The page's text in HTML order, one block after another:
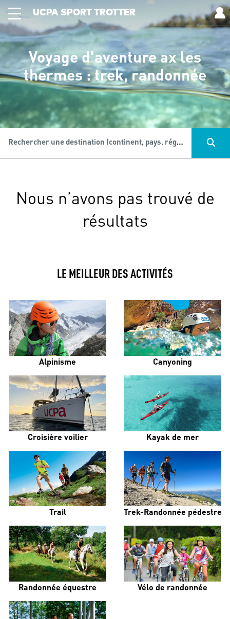
UCPA SPORT TROTTER
Voyage d'aventure ax les
thermes : trek, randonnée
Rechercher une destination (continent, pays, région...), une activité...
Nous n’avons pas trouvé de
résultats
LE MEILLEUR DES ACTIVITÉS
Alpinisme Canyoning
Croisière voilier Kayak de mer
Trail Trek-Randonnée pédestre
Randonnée équestre Vélo de randonnée